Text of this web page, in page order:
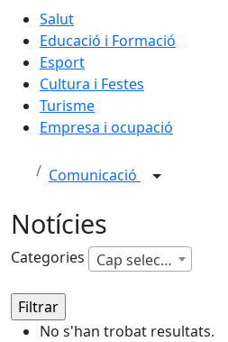
Salut
Educació i Formació
Esport
Cultura i Festes
Turisme
Empresa i ocupació
Comunicació
Notícies
Categories Cap selecció
No s'han trobat resultats.